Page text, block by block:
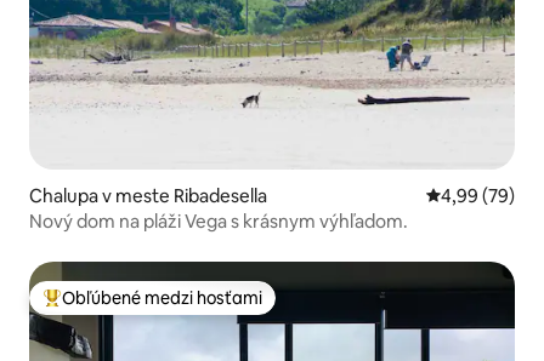
Chalupa v meste Ribadesella Priemerné
4,99 (79)
Nový dom na pláži Vega s krásnym výhľadom.
Najobľúbenejšie medzi hosťami
Obľúbené medzi hosťami